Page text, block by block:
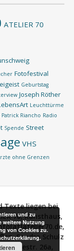
ATELIER 70
Fotofestival
Geburtstag
Joseph Röther
Leuchttürme
Patrick Riancho Radio
Spende Street
VHS
ohne Grenzen
Texte liegen bei
70, Kunsthaus,
Sandra Schulz
Thiestr. 26a,
und zu
weitere Nutzung
von Cookies zu.